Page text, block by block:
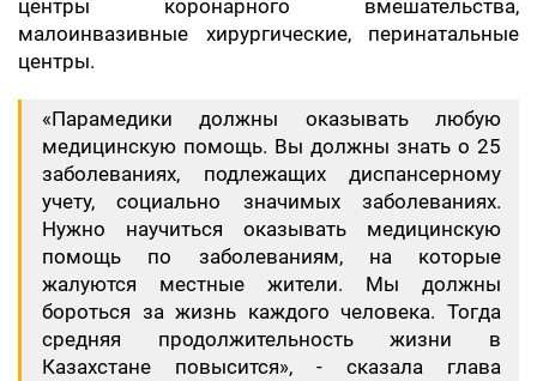
центры коронарного вмешательства,
малоинвазивные хирургические, перинатальные
центры.
«Парамедики должны оказывать любую
медицинскую помощь. Вы должны знать о 25
заболеваниях, подлежащих диспансерному
учету, социально значимых заболеваниях.
Нужно научиться оказывать медицинскую
помощь по заболеваниям, на которые
жалуются местные жители. Мы должны
бороться за жизнь каждого человека. Тогда
средняя продолжительность жизни в
Казахстане повысится», - сказала глава